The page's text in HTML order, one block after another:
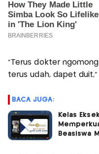
"Terus dokter
terus udah, dapet
BACA JUGA:
Kelas
Beasiswa